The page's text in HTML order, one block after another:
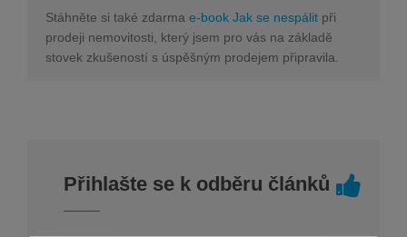
Stáhněte si také zdarma e-book Jak se nespálit při
prodeji nemovitosti, který jsem pro vás na základě
stovek zkušeností s úspěšným prodejem připravila.
Přihlašte se k odběru článků